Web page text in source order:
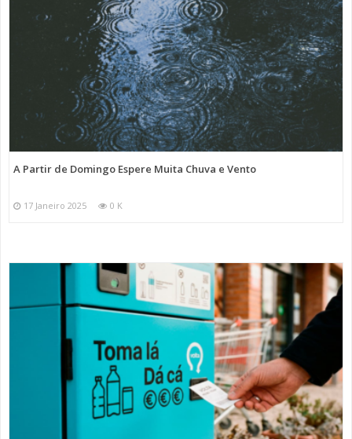
A Partir de Domingo Espere Muita Chuva e Vento
17 Janeiro 2025 0 K